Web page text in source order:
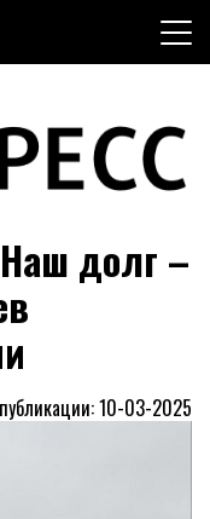
новости"
долг –
10-03-2025